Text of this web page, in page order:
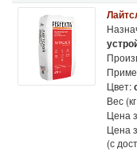
Цвет:
Вес
Цена
Цена
(с